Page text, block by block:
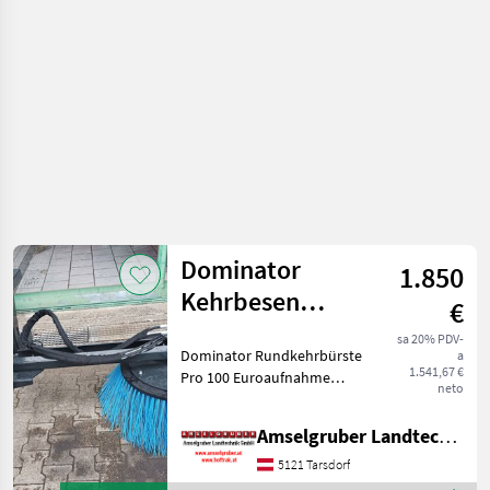
Dominator
Kehrbesen
Rundkehrbürste
1.850
€
sa 20% PDV-
a
1.541,67 €
neto
Dominator Rundkehrbürste
Pro 100 Euroaufnahme
Seitenverstellung
Abstellfuß
Amselgruber Landtechnik GmbH
5121 Tarsdorf